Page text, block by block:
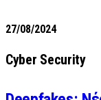
27/08/2024
Cyber Security